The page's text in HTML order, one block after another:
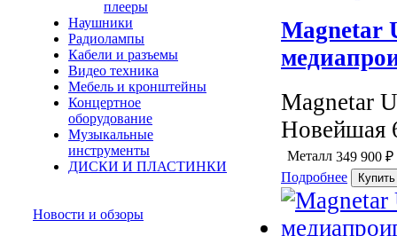
плееры
Наушники
Радиолампы
Кабели и разъемы
Видео техника
Мебель и кронштейны
Концертное
оборудование
Музыкальные
инструменты
ДИСКИ И ПЛАСТИНКИ
Новости и обзоры
Magnetar
Magnetar
Новейшая
Металл 349 900 ₽
Подробнее